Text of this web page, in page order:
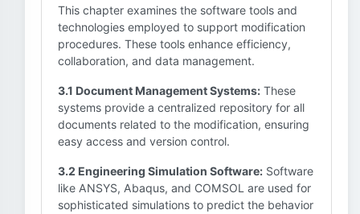
This chapter examines the software tools and
technologies employed to support modification
procedures. These tools enhance efficiency,
collaboration, and data management.
3.1 Document Management Systems: These
systems provide a centralized repository for all
documents related to the modification, ensuring
easy access and version control.
3.2 Engineering Simulation Software: Software
like ANSYS, Abaqus, and COMSOL are used for
sophisticated simulations to predict the behavior